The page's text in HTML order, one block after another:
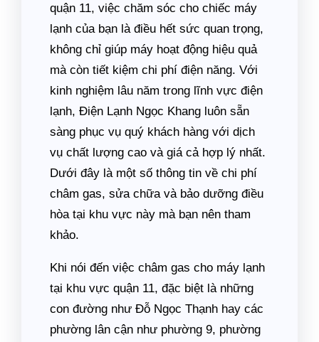
quận 11, việc chăm sóc cho chiếc máy
lạnh của bạn là điều hết sức quan trọng,
không chỉ giúp máy hoạt động hiệu quả
mà còn tiết kiệm chi phí điện năng. Với
kinh nghiệm lâu năm trong lĩnh vực điện
lạnh, Điện Lạnh Ngọc Khang luôn sẵn
sàng phục vụ quý khách hàng với dịch
vụ chất lượng cao và giá cả hợp lý nhất.
Dưới đây là một số thông tin về chi phí
châm gas, sửa chữa và bảo dưỡng điều
hòa tại khu vực này mà bạn nên tham
khảo.
Khi nói đến việc châm gas cho máy lạnh
tại khu vực quận 11, đặc biệt là những
con đường như Đỗ Ngọc Thạnh hay các
phường lân cận như phường 9, phường